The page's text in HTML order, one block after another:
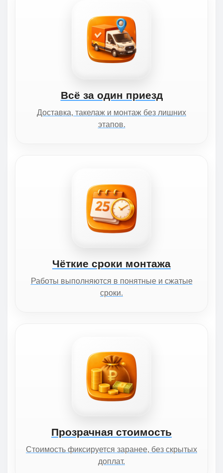
Всё за один приезд
Доставка, такелаж и монтаж без лишних
этапов.
Чёткие сроки монтажа
Работы выполняются в понятные и сжатые
сроки.
Прозрачная стоимость
Стоимость фиксируется заранее, без скрытых
доплат.